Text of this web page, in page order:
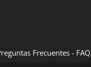
Frecuentes - FAQ